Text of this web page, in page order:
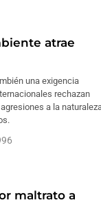
atrae
una exigencia
rechazan
a la
maltrato a